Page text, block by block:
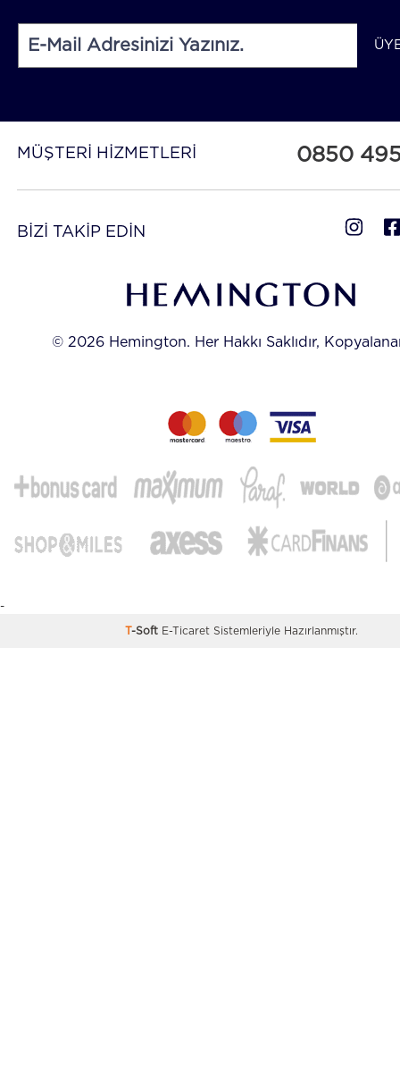
MÜŞTERİ HİZMETLERİ 0850
BİZİ TAKİP EDİN
© 2026 Hemington. Her Hakkı Saklıdır,
-
T-Soft E-TicaretSistemleriyle Hazırlanmıştır.